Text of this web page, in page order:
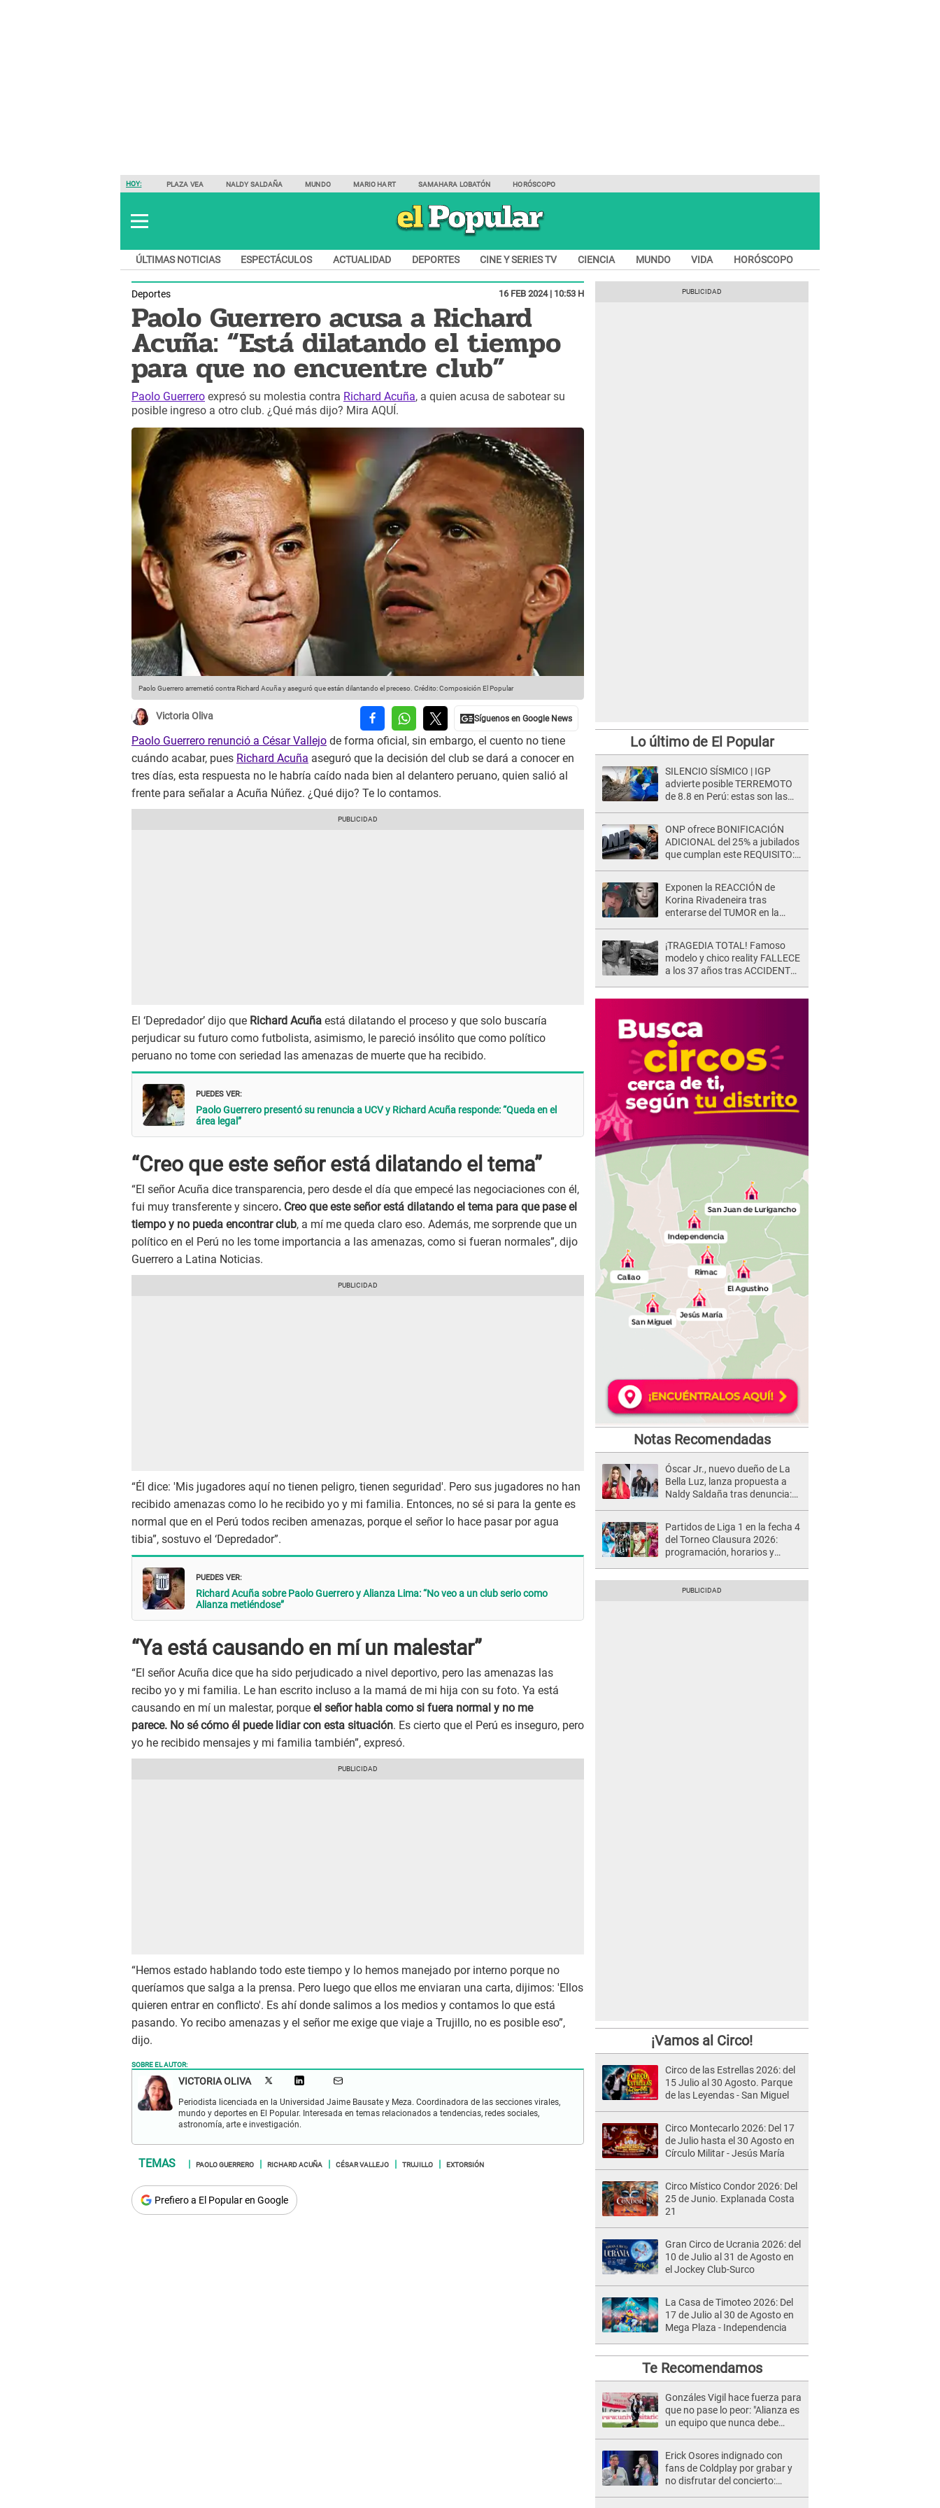
HOY: PLAZA VEA NALDY SALDAÑA MUNDO MARIO HART SAMAHARA LOBATÓN HORÓSCOPO
ÚLTIMAS NOTICIAS ESPECTÁCULOS ACTUALIDAD DEPORTES CINE Y SERIES TV CIENCIA MUNDO VIDA HORÓSCOPO
Deportes 16 FEB 2024 | 10:53 H
Paolo Guerrero acusa a Richard
Acuña: “Está dilatando el tiempo
para que no encuentre club”
Paolo Guerrero expresó su molestia contra Richard Acuña, a quien acusa de sabotear su
posible ingreso a otro club. ¿Qué más dijo? Mira AQUÍ.
Paolo Guerrero arremetió contra Richard Acuña y aseguró que están dilantando el preceso. Crédito: Composición El Popular
Victoria Oliva
Paolo Guerrero renunció a César Vallejo de forma oficial, sin embargo, el cuento no tiene
cuándo acabar, pues Richard Acuña aseguró que la decisión del club se dará a conocer en
tres días, esta respuesta no le habría caído nada bien al delantero peruano, quien salió al
frente para señalar a Acuña Núñez. ¿Qué dijo? Te lo contamos.
El ‘Depredador’ dijo que Richard Acuña está dilatando el proceso y que solo buscaría
perjudicar su futuro como futbolista, asimismo, le pareció insólito que como político
peruano no tome con seriedad las amenazas de muerte que ha recibido.
PUEDES VER:
Paolo Guerrero presentó su renuncia a UCV y Richard Acuña responde: “Queda en el
área legal”
“Creo que este señor está dilatando el tema”
“El señor Acuña dice transparencia, pero desde el día que empecé las negociaciones con él,
fui muy transferente y sincero. Creo que este señor está dilatando el tema para que pase el
tiempo y no pueda encontrar club, a mí me queda claro eso. Además, me sorprende que un
político en el Perú no les tome importancia a las amenazas, como si fueran normales”, dijo
Guerrero a Latina Noticias.
“Él dice: 'Mis jugadores aquí no tienen peligro, tienen seguridad'. Pero sus jugadores no han
recibido amenazas como lo he recibido yo y mi familia. Entonces, no sé si para la gente es
normal que en el Perú todos reciben amenazas, porque el señor lo hace pasar por agua
tibia”, sostuvo el ‘Depredador”.
PUEDES VER:
Richard Acuña sobre Paolo Guerrero y Alianza Lima: “No veo a un club serio como
Alianza metiéndose”
“Ya está causando en mí un malestar”
“El señor Acuña dice que ha sido perjudicado a nivel deportivo, pero las amenazas las
recibo yo y mi familia. Le han escrito incluso a la mamá de mi hija con su foto. Ya está
causando en mí un malestar, porque el señor habla como si fuera normal y no me
parece. No sé cómo él puede lidiar con esta situación. Es cierto que el Perú es inseguro, pero
yo he recibido mensajes y mi familia también”, expresó.
“Hemos estado hablando todo este tiempo y lo hemos manejado por interno porque no
queríamos que salga a la prensa. Pero luego que ellos me enviaran una carta, dijimos: 'Ellos
quieren entrar en conflicto'. Es ahí donde salimos a los medios y contamos lo que está
pasando. Yo recibo amenazas y el señor me exige que viaje a Trujillo, no es posible eso”,
dijo.
SOBRE EL AUTOR:
VICTORIA OLIVA
Periodista licenciada en la Universidad Jaime Bausate y Meza. Coordinadora de las secciones virales,
mundo y deportes en El Popular. Interesada en temas relacionados a tendencias, redes sociales,
astronomía, arte e investigación.
PAOLO GUERRERO RICHARD ACUÑA CÉSAR VALLEJO TRUJILLO EXTORSIÓN
Prefiero a El Popular en Google
Lo último de El Popular
SILENCIO SÍSMICO | IGP
advierte posible TERREMOTO
de 8.8 en Perú: estas son las
ONP ofrece BONIFICACIÓN
ADICIONAL del 25% a jubilados
que cumplan este REQUISITO:
Exponen la REACCIÓN de
Korina Rivadeneira tras
enterarse del TUMOR en la
¡TRAGEDIA TOTAL! Famoso
modelo y chico reality FALLECE
a los 37 años tras ACCIDENTE
Notas Recomendadas
Óscar Jr., nuevo dueño de La
Bella Luz, lanza propuesta a
Naldy Saldaña tras denuncia:
Partidos de Liga 1 en la fecha 4
del Torneo Clausura 2026:
programación, horarios y
¡Vamos al Circo!
Circo de las Estrellas 2026: del
15 Julio al 30 Agosto. Parque
de las Leyendas - San Miguel
Circo Montecarlo 2026: Del 17
de Julio hasta el 30 Agosto en
Círculo Militar - Jesús María
Circo Místico Condor 2026: Del
25 de Junio. Explanada Costa
21
Gran Circo de Ucrania 2026: del
10 de Julio al 31 de Agosto en
el Jockey Club-Surco
La Casa de Timoteo 2026: Del
17 de Julio al 30 de Agosto en
Mega Plaza - Independencia
Te Recomendamos
Gonzáles Vigil hace fuerza para
que no pase lo peor: "Alianza es
un equipo que nunca debe
Erick Osores indignado con
fans de Coldplay por grabar y
no disfrutar del concierto: